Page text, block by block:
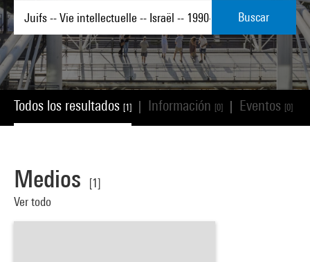
Buscar
Todos los resultados [1] Información [0] Eventos [0]
Medios
[1]
Ver todo